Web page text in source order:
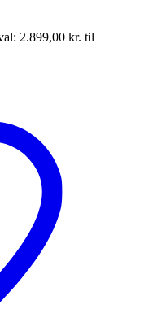
2.899,00 kr. til